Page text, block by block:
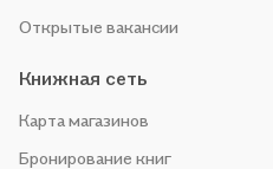
Открытые вакансии
Книжная сеть
Карта магазинов
Бронирование книг